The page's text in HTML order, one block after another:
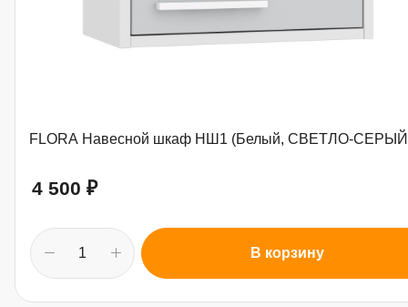
FLORA Навесной шкаф НШ1 (Белый, СВЕТЛО-
4 500 ₽
В корзину